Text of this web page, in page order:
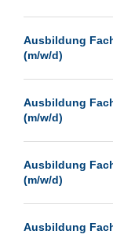
Kassel
Laatzen
Leipzig
Ausbildung
(m/w/d)
Ausbildung
(m/w/d)
Ausbildung
(m/w/d)
Ausbildung